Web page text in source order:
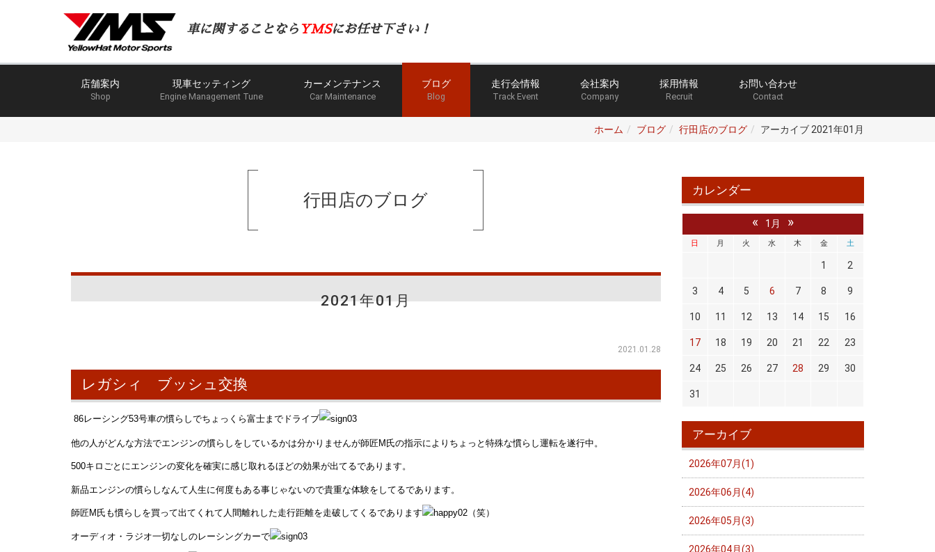
車に関することなら YMSにお任せ下さい！
店舗案内
Shop
現車セッティング
Engine Management Tune
カーメンテナンス
Car Maintenance
ブログ
Blog
走行会情報
Track Event
会社案内
Company
採用情報
Recruit
お問い合わせ
Contact
ホーム ブログ 行田店のブログ アーカイブ 2021年01月
行田店のブログ
2021年01月
2021.01.28
レガシィ ブッシュ交換
86レーシング53号車の慣らしでちょっくら富士までドライブ
他の人がどんな方法でエンジンの慣らしをしているかは分かりませんが師匠M氏の指示によりちょっと特殊な慣らし運転を遂行中。
500キロごとにエンジンの変化を確実に感じ取れるほどの効果が出てるであります。
新品エンジンの慣らしなんて人生に何度もある事じゃないので貴重な体験をしてるであります。
師匠M氏も慣らしを買って出てくれて人間離れした走行距離を走破してくるであります （笑）
オーディオ・ラジオ一切なしのレーシングカーで
カレンダー
« 1月 »
日 月 火 水 木 金 土
1 2
3 4 5 6 7 8 9
10 11 12 13 14 15 16
17 18 19 20 21 22 23
24 25 26 27 28 29 30
31
アーカイブ
2026年07月(1)
2026年06月(4)
2026年05月(3)
2026年04月(3)